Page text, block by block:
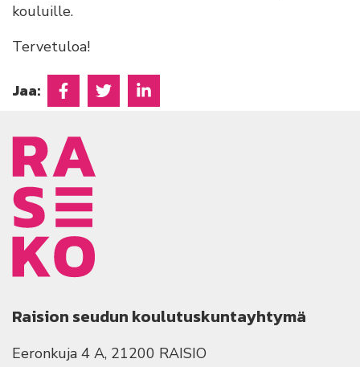
kouluille.
Tervetuloa!
Jaa: Jaa Facebookissa
Jaa Twitterissä
Jaa Linkedinissä
Raision seudun koulutuskuntayhtymä
Eeronkuja 4 A, 21200 RAISIO